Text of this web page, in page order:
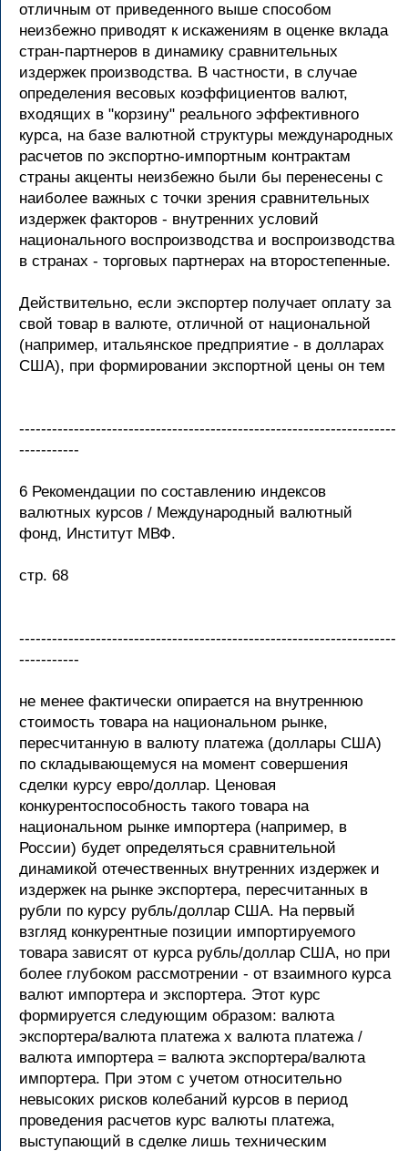
отличным от приведенного выше способом
неизбежно приводят к искажениям в оценке вклада
стран-партнеров в динамику сравнительных
издержек производства. В частности, в случае
определения весовых коэффициентов валют,
входящих в "корзину" реального эффективного
курса, на базе валютной структуры международных
расчетов по экспортно-импортным контрактам
страны акценты неизбежно были бы перенесены с
наиболее важных с точки зрения сравнительных
издержек факторов - внутренних условий
национального воспроизводства и воспроизводства
в странах - торговых партнерах на второстепенные.
Действительно, если экспортер получает оплату за
свой товар в валюте, отличной от национальной
(например, итальянское предприятие - в долларах
США), при формировании экспортной цены он тем
---------------------------------------------------------------------
-----------
6 Рекомендации по составлению индексов
валютных курсов / Международный валютный
фонд, Институт МВФ.
стр. 68
---------------------------------------------------------------------
-----------
не менее фактически опирается на внутреннюю
стоимость товара на национальном рынке,
пересчитанную в валюту платежа (доллары США)
по складывающемуся на момент совершения
сделки курсу евро/доллар. Ценовая
конкурентоспособность такого товара на
национальном рынке импортера (например, в
России) будет определяться сравнительной
динамикой отечественных внутренних издержек и
издержек на рынке экспортера, пересчитанных в
рубли по курсу рубль/доллар США. На первый
взгляд конкурентные позиции импортируемого
товара зависят от курса рубль/доллар США, но при
более глубоком рассмотрении - от взаимного курса
валют импортера и экспортера. Этот курс
формируется следующим образом: валюта
экспортера/валюта платежа х валюта платежа /
валюта импортера = валюта экспортера/валюта
импортера. При этом с учетом относительно
невысоких рисков колебаний курсов в период
проведения расчетов курс валюты платежа,
выступающий в сделке лишь техническим